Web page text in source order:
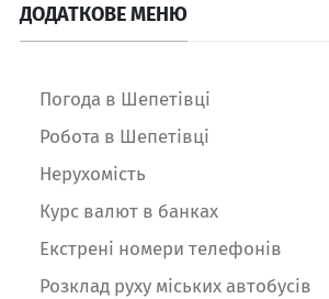
ДОДАТКОВЕ МЕНЮ
Погода в Шепетівці
Робота в Шепетівці
Нерухомість
Курс валют в банках
Екстрені номери телефонів
Розклад руху міських автобусів